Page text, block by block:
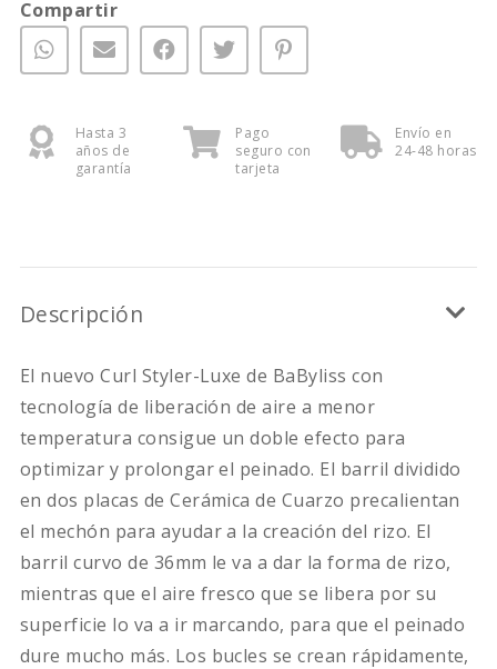
Compartir
Hasta 3
años de
garantía
Pago
seguro con
tarjeta
Envío en
24-48 horas
Descripción
El nuevo Curl Styler-Luxe de BaByliss con
tecnología de liberación de aire a menor
temperatura consigue un doble efecto para
optimizar y prolongar el peinado. El barril dividido
en dos placas de Cerámica de Cuarzo precalientan
el mechón para ayudar a la creación del rizo. El
barril curvo de 36mm le va a dar la forma de rizo,
mientras que el aire fresco que se libera por su
superficie lo va a ir marcando, para que el peinado
dure mucho más. Los bucles se crean rápidamente,